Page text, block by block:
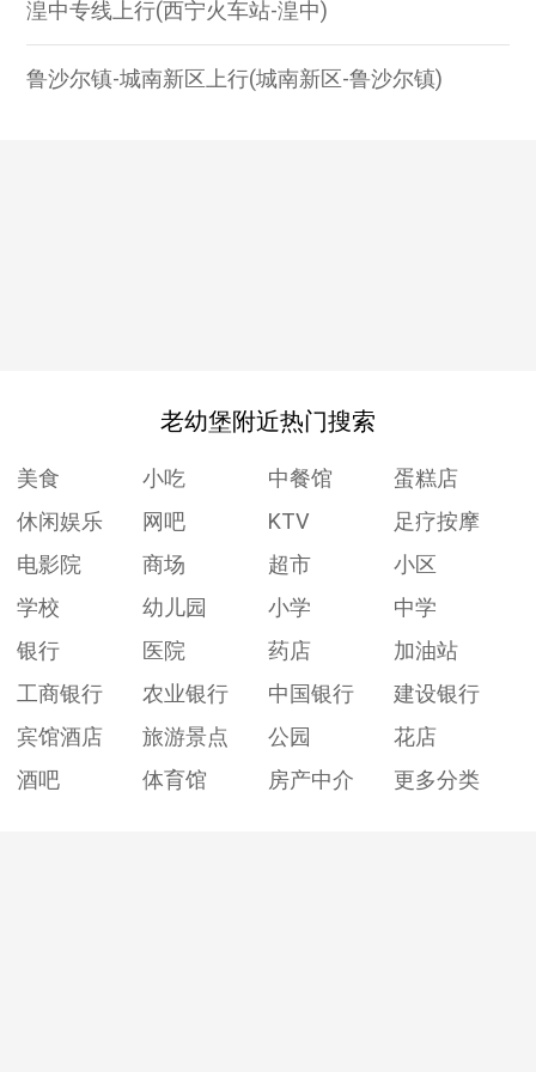
湟中专线上行(西宁火车站-湟中)
鲁沙尔镇-城南新区上行(城南新区-鲁沙尔镇)
老幼堡附近热门搜索
美食 小吃 中餐馆
蛋糕店
休闲娱乐
网吧 KTV
足疗按摩
电影院
商场 超市
小区
学校
幼儿园 小学
中学
银行
医院 药店
加油站
工商银行
农业银行 中国银行
建设银行
宾馆酒店
旅游景点 公园
花店
酒吧
体育馆 房产中介 更多分类